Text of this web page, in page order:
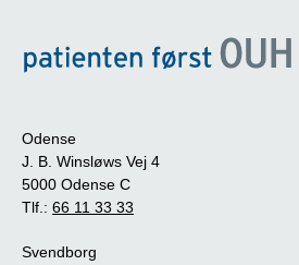
Odense
J. B. Winsløws Vej 4
5000 Odense C
Tlf.: 66 11 33 33
Svendborg